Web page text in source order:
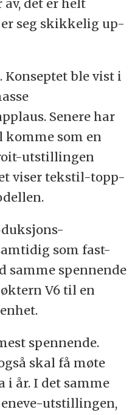
det er helt
seg skikkelig up-
Konseptet ble vist i
Senere har
komme som en
utstillingen
viser tekstil-topp-
som fast-
samme spennende
V6 til en
spennende.
skal få møte
i år. I det samme
utstillingen,